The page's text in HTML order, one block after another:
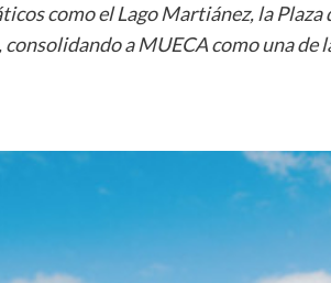
como el Lago Martiánez, la
a MUECA como una de